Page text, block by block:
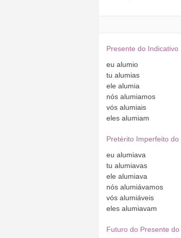
Presente do Indicativo
eu alumio
tu alumias
ele alumia
nós alumiamos
vós alumiais
eles alumiam
Pretérito Imperfeito do
eu alumiava
tu alumiavas
ele alumiava
nós alumiávamos
vós alumiáveis
eles alumiavam
Futuro do Presente